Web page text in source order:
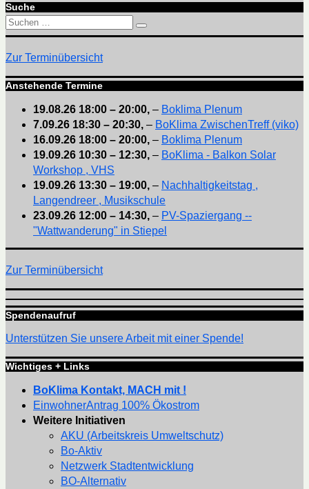
Suche
Suchen
nach:
Suchen
Zur Terminübersicht
Anstehende Termine
19.08.26 18:00 – 20:00, – Boklima Plenum
7.09.26 18:30 – 20:30, – BoKlima ZwischenTreff (viko)
16.09.26 18:00 – 20:00, – Boklima Plenum
19.09.26 10:30 – 12:30, – BoKlima - Balkon Solar
Workshop , VHS
19.09.26 13:30 – 19:00, – Nachhaltigkeitstag ,
Langendreer , Musikschule
23.09.26 12:00 – 14:30, – PV-Spaziergang --
"Wattwanderung" in Stiepel
Zur Terminübersicht
Spendenaufruf
Unterstützen Sie unsere Arbeit mit einer Spende!
Wichtiges + Links
BoKlima Kontakt, MACH mit !
EinwohnerAntrag 100% Ökostrom
Weitere Initiativen
AKU (Arbeitskreis Umweltschutz)
Bo-Aktiv
Netzwerk Stadtentwicklung
BO-Alternativ